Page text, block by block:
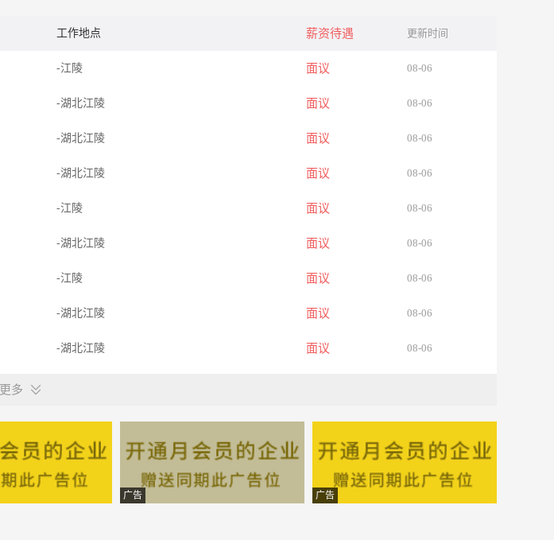
工作地点 薪资待遇 更新时间
-江陵 面议 08-06
-湖北江陵 面议 08-06
-湖北江陵 面议 08-06
-湖北江陵 面议 08-06
-江陵 面议 08-06
-湖北江陵 面议 08-06
-江陵 面议 08-06
-湖北江陵 面议 08-06
-湖北江陵 面议 08-06
-湖北江陵 面议 08-06
-湖北江陵 面议 08-06
更多
广告 广告